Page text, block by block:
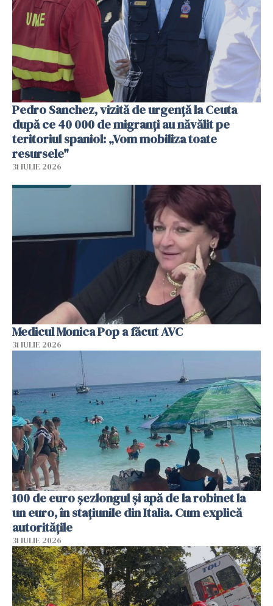
Pedro Sanchez, vizită de urgență la Ceuta
după ce 40 000 de migranți au năvălit pe
teritoriul spaniol: „Vom mobiliza toate
resursele"
31 IULIE 2026
Medicul Monica Pop a făcut AVC
31 IULIE 2026
100 de euro șezlongul și apă de la robinet la
un euro, în stațiunile din Italia. Cum explică
autoritățile
31 IULIE 2026